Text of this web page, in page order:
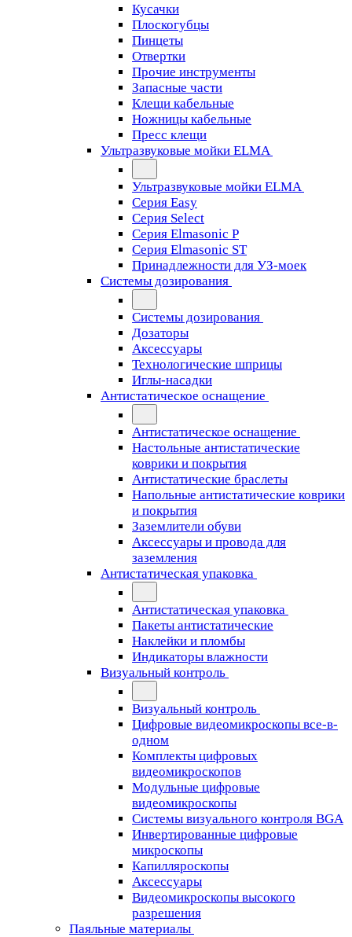
Кусачки
Плоскогубцы
Пинцеты
Отвертки
Прочие инструменты
Запасные части
Клещи кабельные
Ножницы кабельные
Пресс клещи
Ультразвуковые мойки ELMA
Ультразвуковые мойки ELMA
Серия Easy
Серия Select
Серия Elmasonic P
Серия Elmasonic ST
Принадлежности для УЗ-моек
Системы дозирования
Системы дозирования
Дозаторы
Аксессуары
Технологические шприцы
Иглы-насадки
Антистатическое оснащение
Антистатическое оснащение
Настольные антистатические
коврики и покрытия
Антистатические браслеты
Напольные антистатические коврики
и покрытия
Заземлители обуви
Аксессуары и провода для
заземления
Антистатическая упаковка
Антистатическая упаковка
Пакеты антистатические
Наклейки и пломбы
Индикаторы влажности
Визуальный контроль
Визуальный контроль
Цифровые видеомикроскопы все-в-
одном
Комплекты цифровых
видеомикроскопов
Модульные цифровые
видеомикроскопы
Cистемы визуального контроля BGA
Инвертированные цифровые
микроскопы
Капилляроскопы
Аксессуары
Видеомикроскопы высокого
разрешения
Паяльные материалы